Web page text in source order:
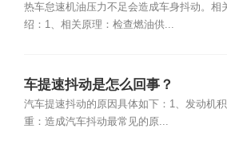
热车怠速机油压力不足会造成车身抖动。相
绍：1、相关原理：检查燃油供...
车提速抖动是怎么回事？
汽车提速抖动的原因具体如下：1、发动机
重：造成汽车抖动最常见的原...